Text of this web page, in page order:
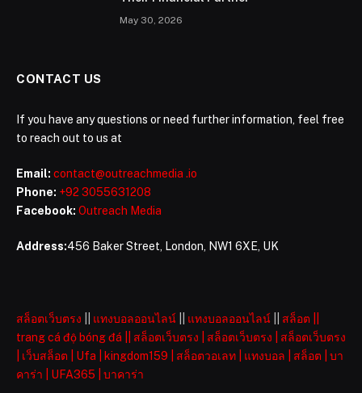
May 30, 2026
CONTACT US
If you have any questions or need further information, feel free
to reach out to us at
Email: contact@outreachmedia .io
Phone: +92 3055631208
Facebook: Outreach Media
Address:456 Baker Street, London, NW1 6XE, UK
สล็อตเว็บตรง แทงบอลออนไลน์ แทงบอลออนไลน์ สล็อต
trang cá độ bóng đá
สล็อตเว็บตรง สล็อตเว็บตรง
สล็อตเว็บตรง
เว็บสล็อต Ufa kingdom159 สล็อตวอเลท แทงบอล สล็อต
บา
คาร่า
UFA365 บาคาร่า